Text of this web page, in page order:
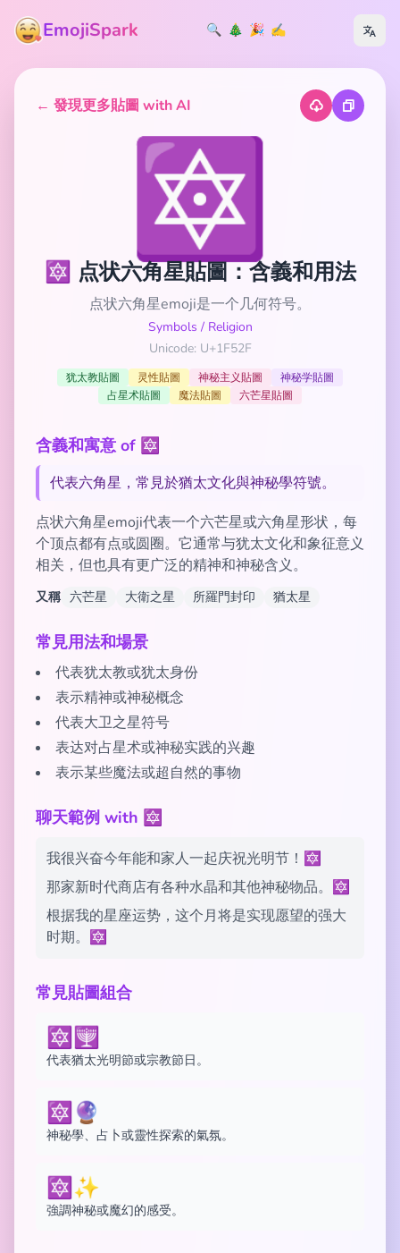
EmojiSpark 🔍 🎄 🎉 ✍️
← 發現更多貼圖 with AI
🔯
🔯 点状六角星貼圖：含義和用法
点状六角星emoji是一个几何符号。
Symbols / Religion
Unicode: U+1F52F
犹太教貼圖 灵性貼圖 神秘主义貼圖
神秘学貼圖
占星术貼圖
魔法貼圖 六芒星貼圖
含義和寓意 of 🔯
代表六角星，常見於猶太文化與神秘學符號。
点状六角星emoji代表一个六芒星或六角星形状，每
个顶点都有点或圆圈。它通常与犹太文化和象征意义
相关，但也具有更广泛的精神和神秘含义。
又稱 六芒星 大衛之星 所羅門封印 猶太星
常見用法和場景
代表犹太教或犹太身份
表示精神或神秘概念
代表大卫之星符号
表达对占星术或神秘实践的兴趣
表示某些魔法或超自然的事物
聊天範例 with 🔯
我很兴奋今年能和家人一起庆祝光明节！🔯
那家新时代商店有各种水晶和其他神秘物品。🔯
根据我的星座运势，这个月将是实现愿望的强大
时期。🔯
常見貼圖組合
🔯🕎
代表猶太光明節或宗教節日。
🔯🔮
神秘學、占卜或靈性探索的氣氛。
🔯✨
強調神秘或魔幻的感受。